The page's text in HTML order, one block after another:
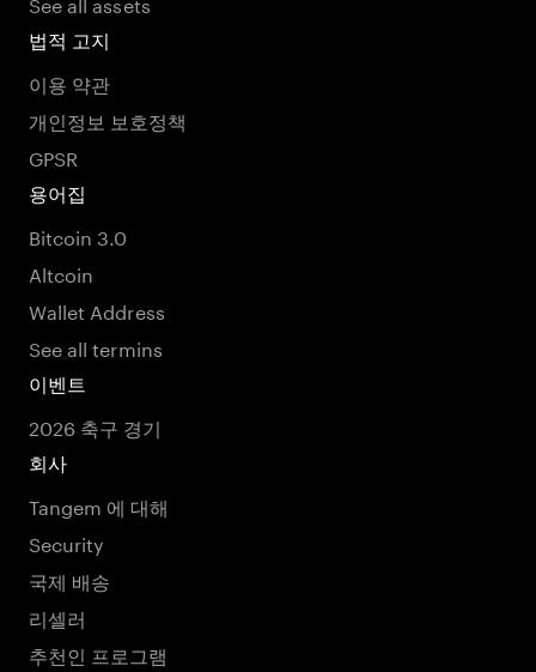
법적 고지
이용 약관
개인정보 보호정책
GPSR
용어집
Bitcoin 3.0
Altcoin
Wallet Address
See all termins
이벤트
2026 축구 경기
회사
Tangem 에 대해
Security
국제 배송
리셀러
추천인 프로그램